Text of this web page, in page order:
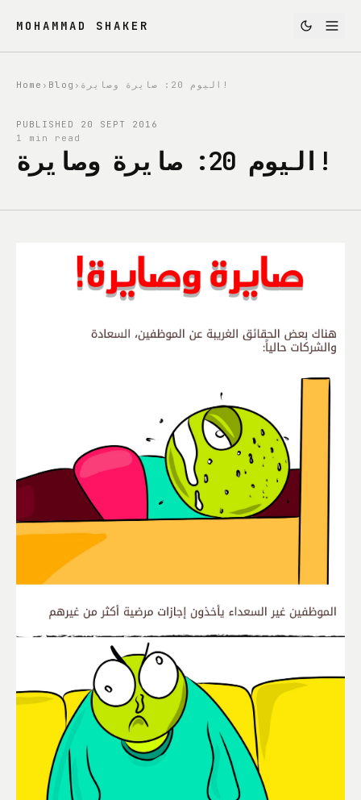
MOHAMMAD SHAKER
Home › Blog › اليوم 20: صايرة وصايرة!
PUBLISHED 20 SEPT 2016
1 min read
اليوم 20: صايرة وصايرة!